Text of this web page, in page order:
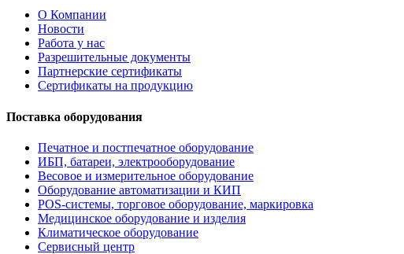
О Компании
Новости
Работа у нас
Разрешительные документы
Партнерские сертификаты
Сертификаты на продукцию
Поставка оборудования
Печатное и постпечатное оборудование
ИБП, батареи, электрооборудование
Весовое и измерительное оборудование
Оборудование автоматизации и КИП
POS-системы, торговое оборудование, маркировка
Медицинское оборудование и изделия
Климатическое оборудование
Сервисный центр